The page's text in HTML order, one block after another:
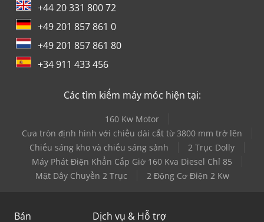
+44 20 331 800 72
+49 201 857 861 0
+49 201 857 861 80
+34 911 433 456
Các tìm kiếm máy móc hiện tại:
160 Kw Motor
Cưa tròn định hình với chiều dài cắt từ 3800 mm trở lên
Chiếu sáng kho và chiếu sáng sảnh
2 Trục Dolly
Máy Phát Điện Khẩn Cấp Giờ 160 Kva Diesel Chỉ 85
Mặt Dây Chuyền 2 Trục
2 Động Cơ Điện 2 Kw
Bán Dịch vụ & Hỗ trợ